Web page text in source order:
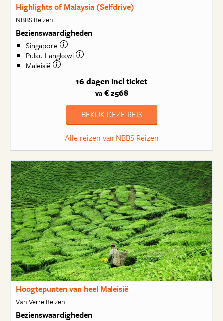
Highlights of Malaysia (Selfdrive)
NBBS Reizen
Bezienswaardigheden
Singapore
Pulau Langkawi
Maleisië
16 dagen incl ticket
va€ 2568
BEKIJK DEZE REIS
Alle reizen van NBBS Reizen
Hoogtepunten van heel Maleisië
Van Verre Reizen
Bezienswaardigheden